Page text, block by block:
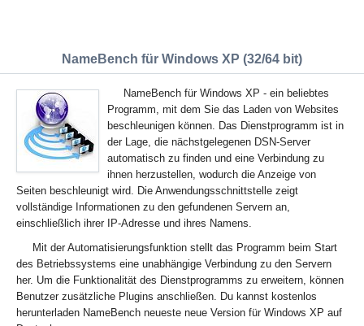
NameBench für Windows XP (32/64 bit)
NameBench für Windows XP - ein beliebtes
Programm, mit dem Sie das Laden von Websites
beschleunigen können. Das Dienstprogramm ist in
der Lage, die nächstgelegenen DSN-Server
automatisch zu finden und eine Verbindung zu
ihnen herzustellen, wodurch die Anzeige von
Seiten beschleunigt wird. Die Anwendungsschnittstelle zeigt
vollständige Informationen zu den gefundenen Servern an,
einschließlich ihrer IP-Adresse und ihres Namens.
Mit der Automatisierungsfunktion stellt das Programm beim Start
des Betriebssystems eine unabhängige Verbindung zu den Servern
her. Um die Funktionalität des Dienstprogramms zu erweitern, können
Benutzer zusätzliche Plugins anschließen. Du kannst kostenlos
herunterladen NameBench neueste neue Version für Windows XP auf